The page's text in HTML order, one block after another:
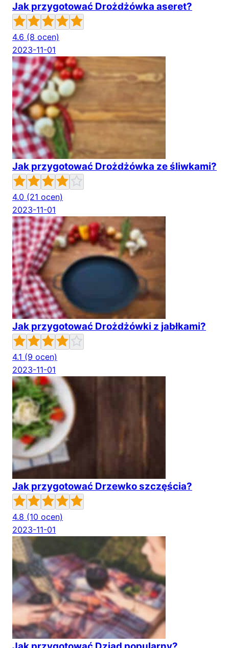
Jak przygotować Drożdżówka aseret?
4.6 (8 ocen)
2023-11-01
Jak przygotować Drożdżówka ze śliwkami?
4.0 (21 ocen)
2023-11-01
Jak przygotować Drożdżówki z jabłkami?
4.1 (9 ocen)
2023-11-01
Jak przygotować Drzewko szczęścia?
4.8 (10 ocen)
2023-11-01